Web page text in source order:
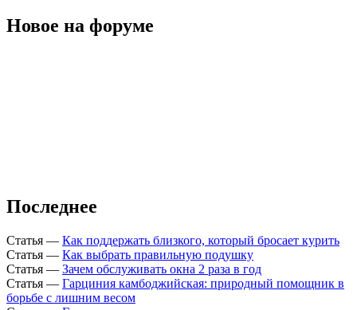
Новое на форуме
Последнее
Статья — Как поддержать близкого, который бросает курить
Статья — Как выбрать правильную подушку
Статья — Зачем обслуживать окна 2 раза в год
Статья — Гарциния камбоджийская: природный помощник в
борьбе с лишним весом